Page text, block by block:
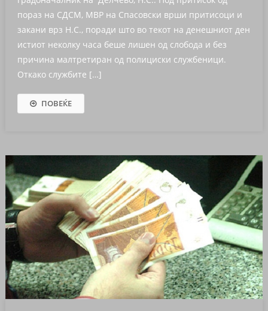
пораз на СДСМ, МВР на Спасовски врши притисоци и
закани врз Н.С., поради што во текот на денешниот ден
истиот неколку часа беше лишен од слобода и без
причина малтретиран од полициски службеници.
Откако службите […]
ПОВЕЌЕ